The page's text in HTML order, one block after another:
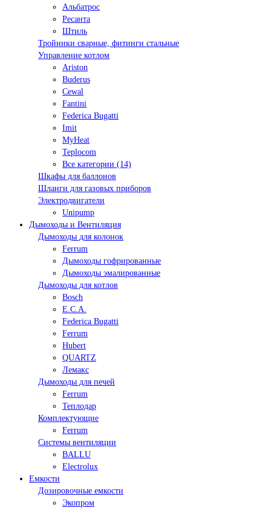
Альбатрос
Ресанта
Штиль
Тройники сварные, фитинги стальные
Управление котлом
Ariston
Buderus
Cewal
Fantini
Federica Bugatti
Imit
MyHeat
Teplocom
Все категории (14)
Шкафы для баллонов
Шланги для газовых приборов
Электродвигатели
Unipump
Дымоходы и Вентиляция
Дымоходы для колонок
Ferrum
Дымоходы гофрированные
Дымоходы эмалированные
Дымоходы для котлов
Bosch
E.C.A.
Federica Bugatti
Ferrum
Hubert
QUARTZ
Лемакс
Дымоходы для печей
Ferrum
Теплодар
Комплектующие
Ferrum
Системы вентиляции
BALLU
Electrolux
Емкости
Дозировочные емкости
Экопром